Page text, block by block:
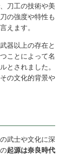
刀工の技術や美
の強度や特性も
えます。
器以上の存在と
ことによって名
とされました。
の文化的背景や
武士や文化に深
起源は奈良時代